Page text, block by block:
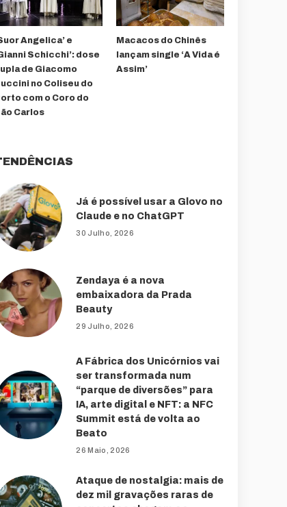
Angelica’ e
Schicchi’: dose
de Giacomo
no Coliseu do
com o Coro do
Carlos
Macacos do Chinês
lançam single ‘A Vida é
Assim’
Já é possível usar a Glovo no
Claude e no ChatGPT
30 Julho, 2026
Zendaya é a nova
embaixadora da Prada
Beauty
29 Julho, 2026
A Fábrica dos Unicórnios vai
ser transformada num
“parque de diversões” para
IA, arte digital e NFT: a NFC
Summit está de volta ao
Beato
26 Maio, 2026
Ataque de nostalgia: mais de
dez mil gravações raras de